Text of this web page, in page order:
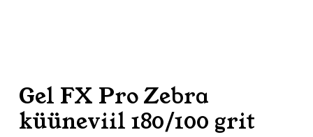
Gel FX Pro Zebra
küüneviil 180/100 grit